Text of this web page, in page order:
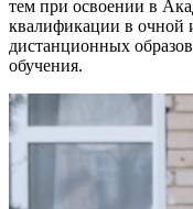
тем при освоении в
квалификации в очной
дистанционных
обучения.